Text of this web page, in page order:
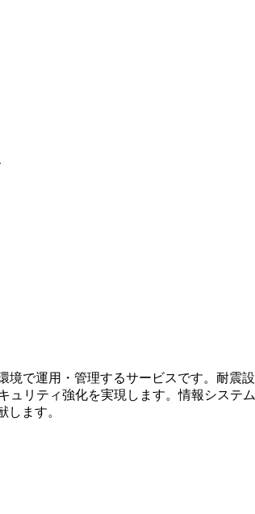
境で運用・管理するサービスです。耐震設
ュリティ強化を実現します。情報システム
ます。